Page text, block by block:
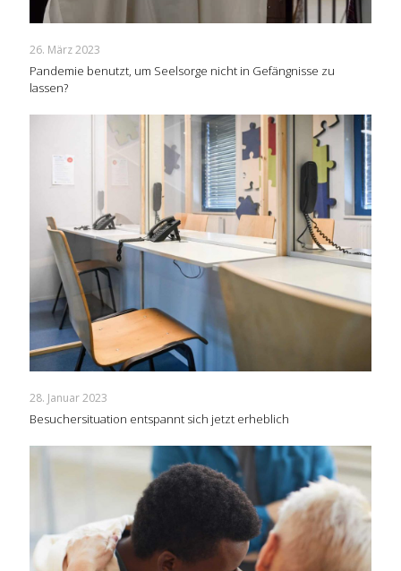
26. März 2023
Pandemie benutzt, um Seelsorge nicht in Gefängnisse zu
lassen?
28. Januar 2023
Besuchersituation entspannt sich jetzt erheblich